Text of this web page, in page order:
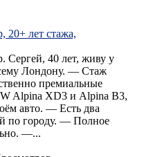
20+ лет стажа,
Сергей, 40 лет, живу у
Лондону. — Стаж
премиальные
Alpina XD3 и Alpina B3,
авто. — Есть два
по городу. — Полное
—...